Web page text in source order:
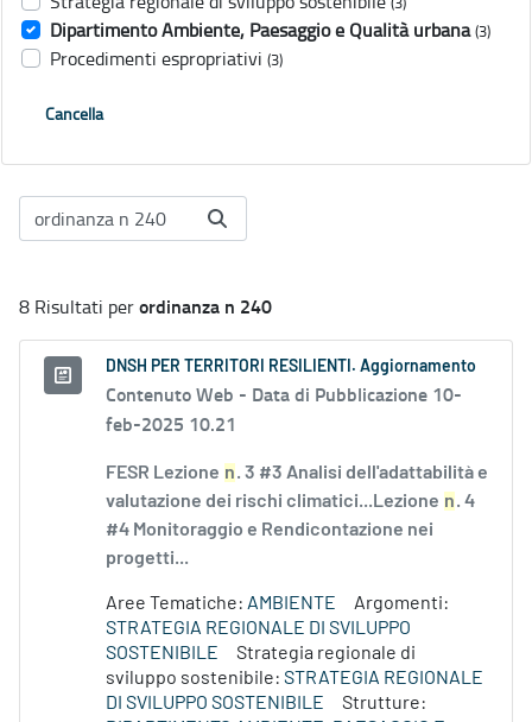
Dipartimento Ambiente, Paesaggio e Qualità urbana (3)
Procedimenti espropriativi (3)
Cancella
8 Risultati perordinanza n 240
DNSH PER TERRITORI RESILIENTI. Aggiornamento
Contenuto Web - Data di Pubblicazione 10-
feb-2025 10.21
FESR Lezione n. 3 #3 Analisi dell'adattabilità e
valutazione dei rischi climatici...Lezione n. 4
#4 Monitoraggio e Rendicontazione nei
progetti...
Aree Tematiche: AMBIENTE
Argomenti:
STRATEGIA REGIONALE DI SVILUPPO
SOSTENIBILE
Strategia regionale di
sviluppo sostenibile: STRATEGIA REGIONALE
DI SVILUPPO SOSTENIBILE
Strutture: